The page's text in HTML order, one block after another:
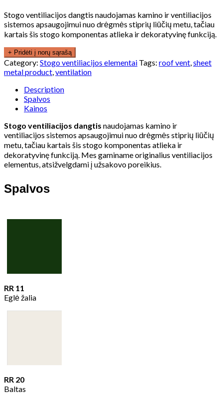
Stogo ventiliacijos dangtis naudojamas kamino ir ventiliacijos
sistemos apsaugojimui nuo drėgmės stiprių liūčių metu, tačiau
kartais šis stogo komponentas atlieka ir dekoratyvinę funkciją.
+ Pridėti į norų sąrašą
Category: Stogo ventiliacijos elementai Tags: roof vent,sheet
metal product,ventilation
Description
Spalvos
Kainos
Stogo ventiliacijos dangtis naudojamas kamino ir
ventiliacijos sistemos apsaugojimui nuo drėgmės stiprių liūčių
metu, tačiau kartais šis stogo komponentas atlieka ir
dekoratyvinę funkciją. Mes gaminame originalius ventiliacijos
elementus, atsižvelgdami į užsakovo poreikius.
Spalvos
RR 11
Eglė žalia
RR 20
Baltas